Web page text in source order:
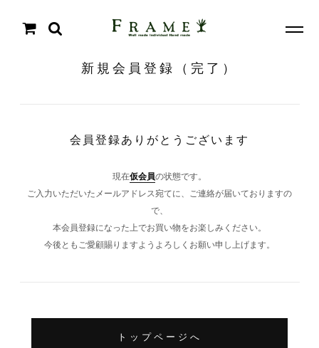
新規会員登録（完了）
会員登録ありがとうございます
現在仮会員の状態です。
ご入力いただいたメールアドレス宛てに、ご連絡が届いておりますの
で、
本会員登録になった上でお買い物をお楽しみください。
今後ともご愛顧賜りますようよろしくお願い申し上げます。
トップページへ